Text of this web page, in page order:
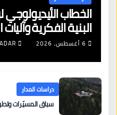
الخطاب الأيديولوجي
البنية الفكرية
6 أغسطس، 2026
دراسات المدار
سباق المسيّرات